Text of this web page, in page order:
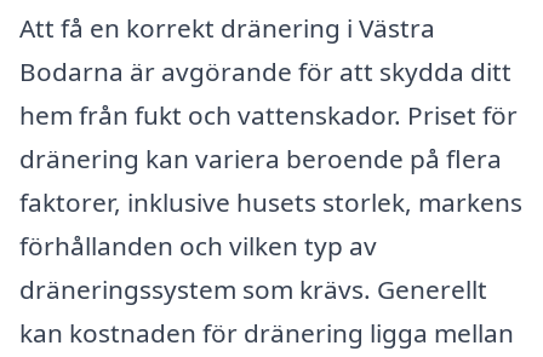
Att få en korrekt dränering i Västra
Bodarna är avgörande för att skydda ditt
hem från fukt och vattenskador. Priset för
dränering kan variera beroende på flera
faktorer, inklusive husets storlek, markens
förhållanden och vilken typ av
dräneringssystem som krävs. Generellt
kan kostnaden för dränering ligga mellan